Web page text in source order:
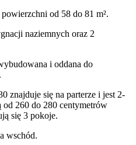
od 58 do 81 m².
naziemnych oraz 2
i oddana do
.
znajduje się na parterze i jest 2-
od 260 do 280 centymetrów
się 3 pokoje.
wschód.